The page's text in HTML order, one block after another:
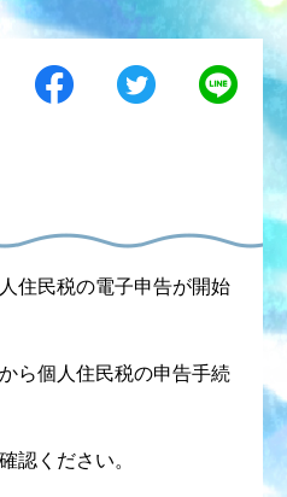
シ
ツ
L
住民税の電子申告が開始
ら個人住民税の申告手続
認ください。